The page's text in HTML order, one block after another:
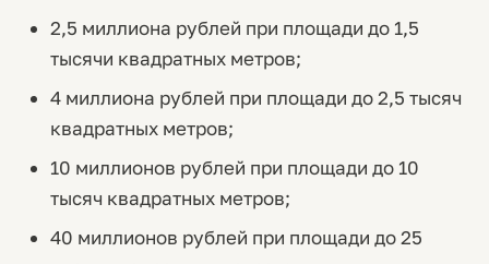
2,5 миллиона рублей при площади до 1,5
тысячи квадратных метров;
4 миллиона рублей при площади до 2,5 тысяч
квадратных метров;
10 миллионов рублей при площади до 10
тысяч квадратных метров;
40 миллионов рублей при площади до 25